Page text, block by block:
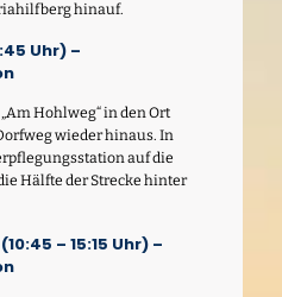
hinauf.
Uhr) –
Hohlweg“ in den Ort
wieder hinaus. In
auf die
Hälfte der Strecke hinter
– 15:15 Uhr) –